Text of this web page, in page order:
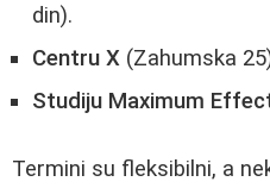
din).
Centru X (Zahumska
Studiju Maximum
Termini su fleksibilni, a